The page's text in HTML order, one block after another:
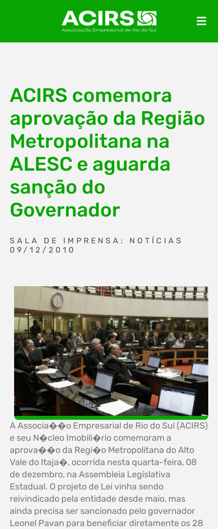
ACIRS comemora
aprovação da Região
Metropolitana na
ALESC e aguarda
sanção do
Governador
SALA DE IMPRENSA: NOTÍCIAS
09/12/2010
A Associa��o Empresarial de Rio do Sul (ACIRS)
e seu N�cleo Imobili�rio comemoram a
aprova��o da Regi�o Metropolitana do Alto
Vale do Itaja�, ocorrida nesta quarta-feira, 08
de dezembro, na Assembleia Legislativa
Estadual. O projeto de Lei vinha sendo
reivindicado pela entidade desde maio, mas
ainda precisa ser sancionado pelo governador
Leonel Pavan para beneficiar diretamente os 28